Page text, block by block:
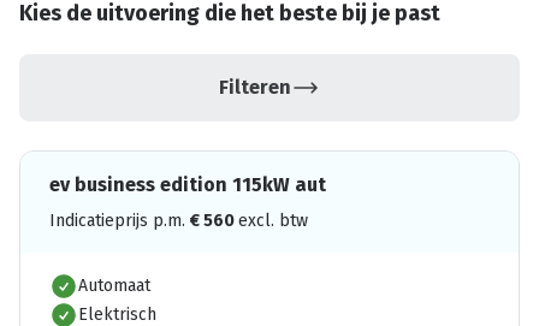
Kies de uitvoering die het beste bij je past
Filteren
ev business edition 115kW aut
Indicatieprijs p.m. €560excl. btw
Automaat
Elektrisch